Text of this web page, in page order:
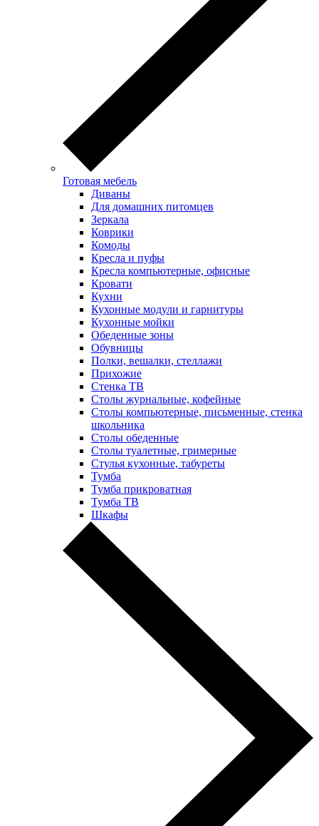
Готовая мебель
Диваны
Для домашних питомцев
Зеркала
Коврики
Комоды
Кресла и пуфы
Кресла компьютерные, офисные
Кровати
Кухни
Кухонные модули и гарнитуры
Кухонные мойки
Обеденные зоны
Обувницы
Полки, вешалки, стеллажи
Прихожие
Стенка ТВ
Столы журнальные, кофейные
Столы компьютерные, письменные, стенка
школьника
Столы обеденные
Столы туалетные, гримерные
Стулья кухонные, табуреты
Тумба
Тумба прикроватная
Тумба ТВ
Шкафы